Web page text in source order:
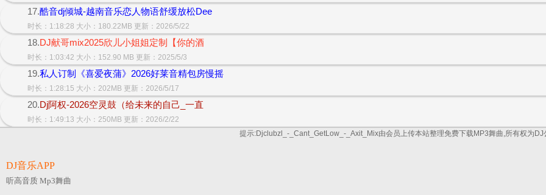
17.酷音dj倾城-越南音乐恋人物语舒缓放松Dee
时长：1:18:28 大小：180.22MB 更新：2026/5/22
18.DJ献哥mix2025欣儿小姐姐定制【你的酒
时长：1:03:42 大小：152.90 MB 更新：2025/5/3
19.私人订制《喜爱夜蒲》2026好莱音精包房慢摇
时长：1:28:15 大小：202MB 更新：2026/5/17
20.Dj阿权-2026空灵鼓（给未来的自己_一直
时长：1:49:13 大小：250MB 更新：2026/2/22
提示:Djclubzl_-_Cant_GetLow_-_Axit_Mix由会员上传本站整理免费下载MP3舞曲,所有权为DJ
DJ音乐APP
听高音质 Mp3舞曲